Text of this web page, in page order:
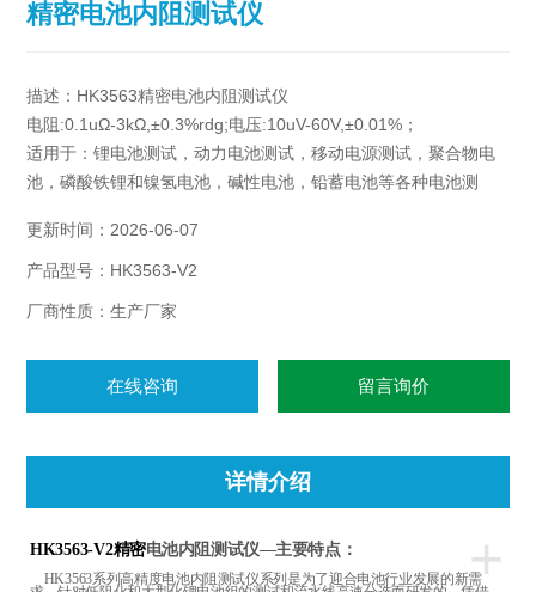
精密电池内阻测试仪
描述：HK3563精密电池内阻测试仪
电阻:0.1uΩ-3kΩ,±0.3%rdg;电压:10uV-60V,±0.01%；
适用于：锂电池测试，动力电池测试，移动电源测试，聚合物电
池，磷酸铁锂和镍氢电池，碱性电池，铅蓄电池等各种电池测
更新时间：2026-06-07
产品型号：HK3563-V2
厂商性质：生产厂家
在线咨询 留言询价
详情介绍
+
HK3563-V2精密电池内阻测试仪—主要特点：
HK3563系列高精度电池内阻测试仪系列是为了迎合电池行业发展的新需